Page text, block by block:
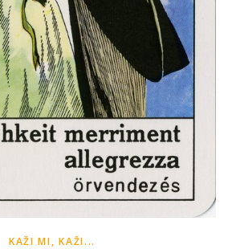
KAŽI MI, KAŽI...